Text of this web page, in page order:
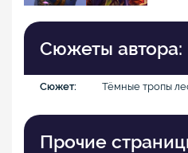
Сюжеты автора:
Сюжет: Тёмные тропы
Прочие